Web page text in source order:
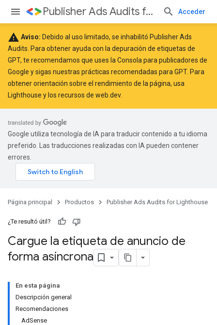
Publisher Ads Audits for Lighthouse Acceder
warning Aviso: Debido al uso limitado, se inhabilitó Publisher Ads
Audits. Para obtener ayuda con la depuración de etiquetas de
GPT, te recomendamos que uses la Consola para publicadores de
Google y sigas nuestras prácticas recomendadas para GPT. Para
obtener orientación sobre el rendimiento de la página, usa
Lighthouse y los recursos de web.dev.
Google utiliza tecnología de IA para traducir contenido a tu idioma
preferido. Las traducciones realizadas con IA pueden contener
errores.
Página principal Productos Publisher Ads Audits for Lighthouse
¿Te resultó útil?
Cargue la etiqueta de anuncio de
forma asíncrona
En esta página
Descripción general
Recomendaciones
AdSense